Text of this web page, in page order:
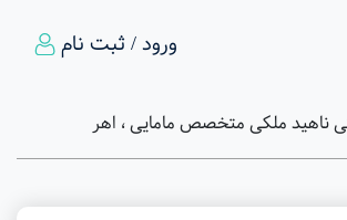
ورود / ثبت نام
ناهید ملکی متخصص مامایی ، اهر